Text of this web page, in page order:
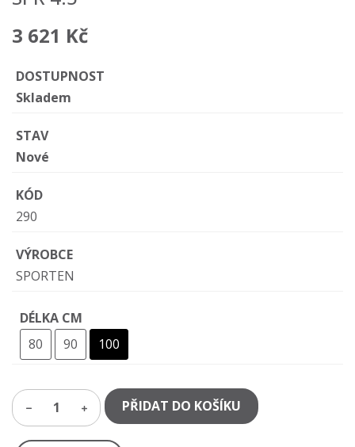
3 621 Kč
DOSTUPNOST
Skladem
STAV
Nové
KÓD
290
VÝROBCE
SPORTEN
DÉLKA CM
80
90 100
1 PŘIDAT DO KOŠÍKU